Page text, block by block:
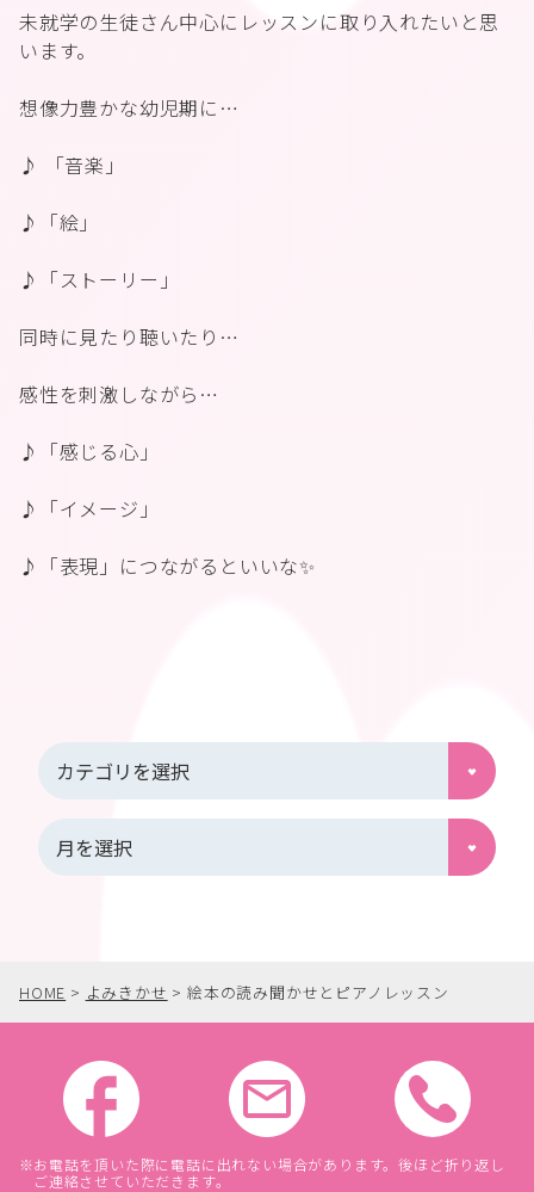
未就学の生徒さん中心にレッスンに取り入れたいと思
います。
想像力豊かな幼児期に…
♪ 「音楽」
♪「絵」
♪「ストーリー」
同時に見たり聴いたり…
感性を刺激しながら…
♪「感じる心」
♪「イメージ」
♪「表現」につながるといいな✨
HOME > よみきかせ >絵本の読み聞かせとピアノレッスン
お電話を頂いた際に電話に出れない場合があります。後ほど折り返し
ご連絡させていただきます。